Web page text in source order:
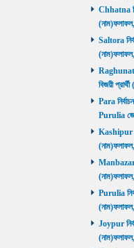
Chhatna
Saltora
বিজয়ী
Para
Purulia
Kashipur
Manbazar
Purulia
Joypur